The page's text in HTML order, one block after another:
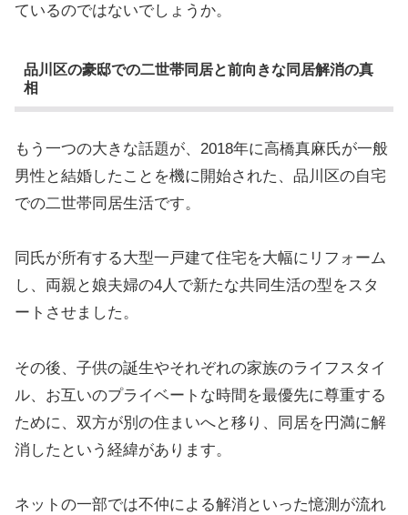
ているのではないでしょうか。
品川区の豪邸での二世帯同居と前向きな同居解消の真
相
もう一つの大きな話題が、2018年に高橋真麻氏が一般
男性と結婚したことを機に開始された、品川区の自宅
での二世帯同居生活です。
同氏が所有する大型一戸建て住宅を大幅にリフォーム
し、両親と娘夫婦の4人で新たな共同生活の型をスタ
ートさせました。
その後、子供の誕生やそれぞれの家族のライフスタイ
ル、お互いのプライベートな時間を最優先に尊重する
ために、双方が別の住まいへと移り、同居を円満に解
消したという経緯があります。
ネットの一部では不仲による解消といった憶測が流れ